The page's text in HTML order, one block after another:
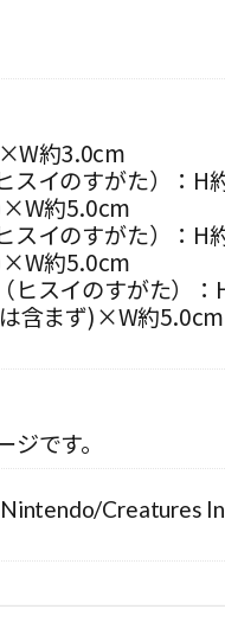
約3.0cm
スイのすがた）：H
約5.0cm
スイのすがた）：H
約5.0cm
ヒスイのすがた）
含まず)×W約5.0cm
です。
Creatures